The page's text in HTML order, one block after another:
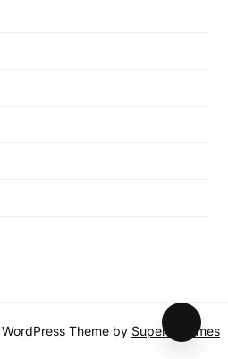
| WordPress Theme by SuperbThemes